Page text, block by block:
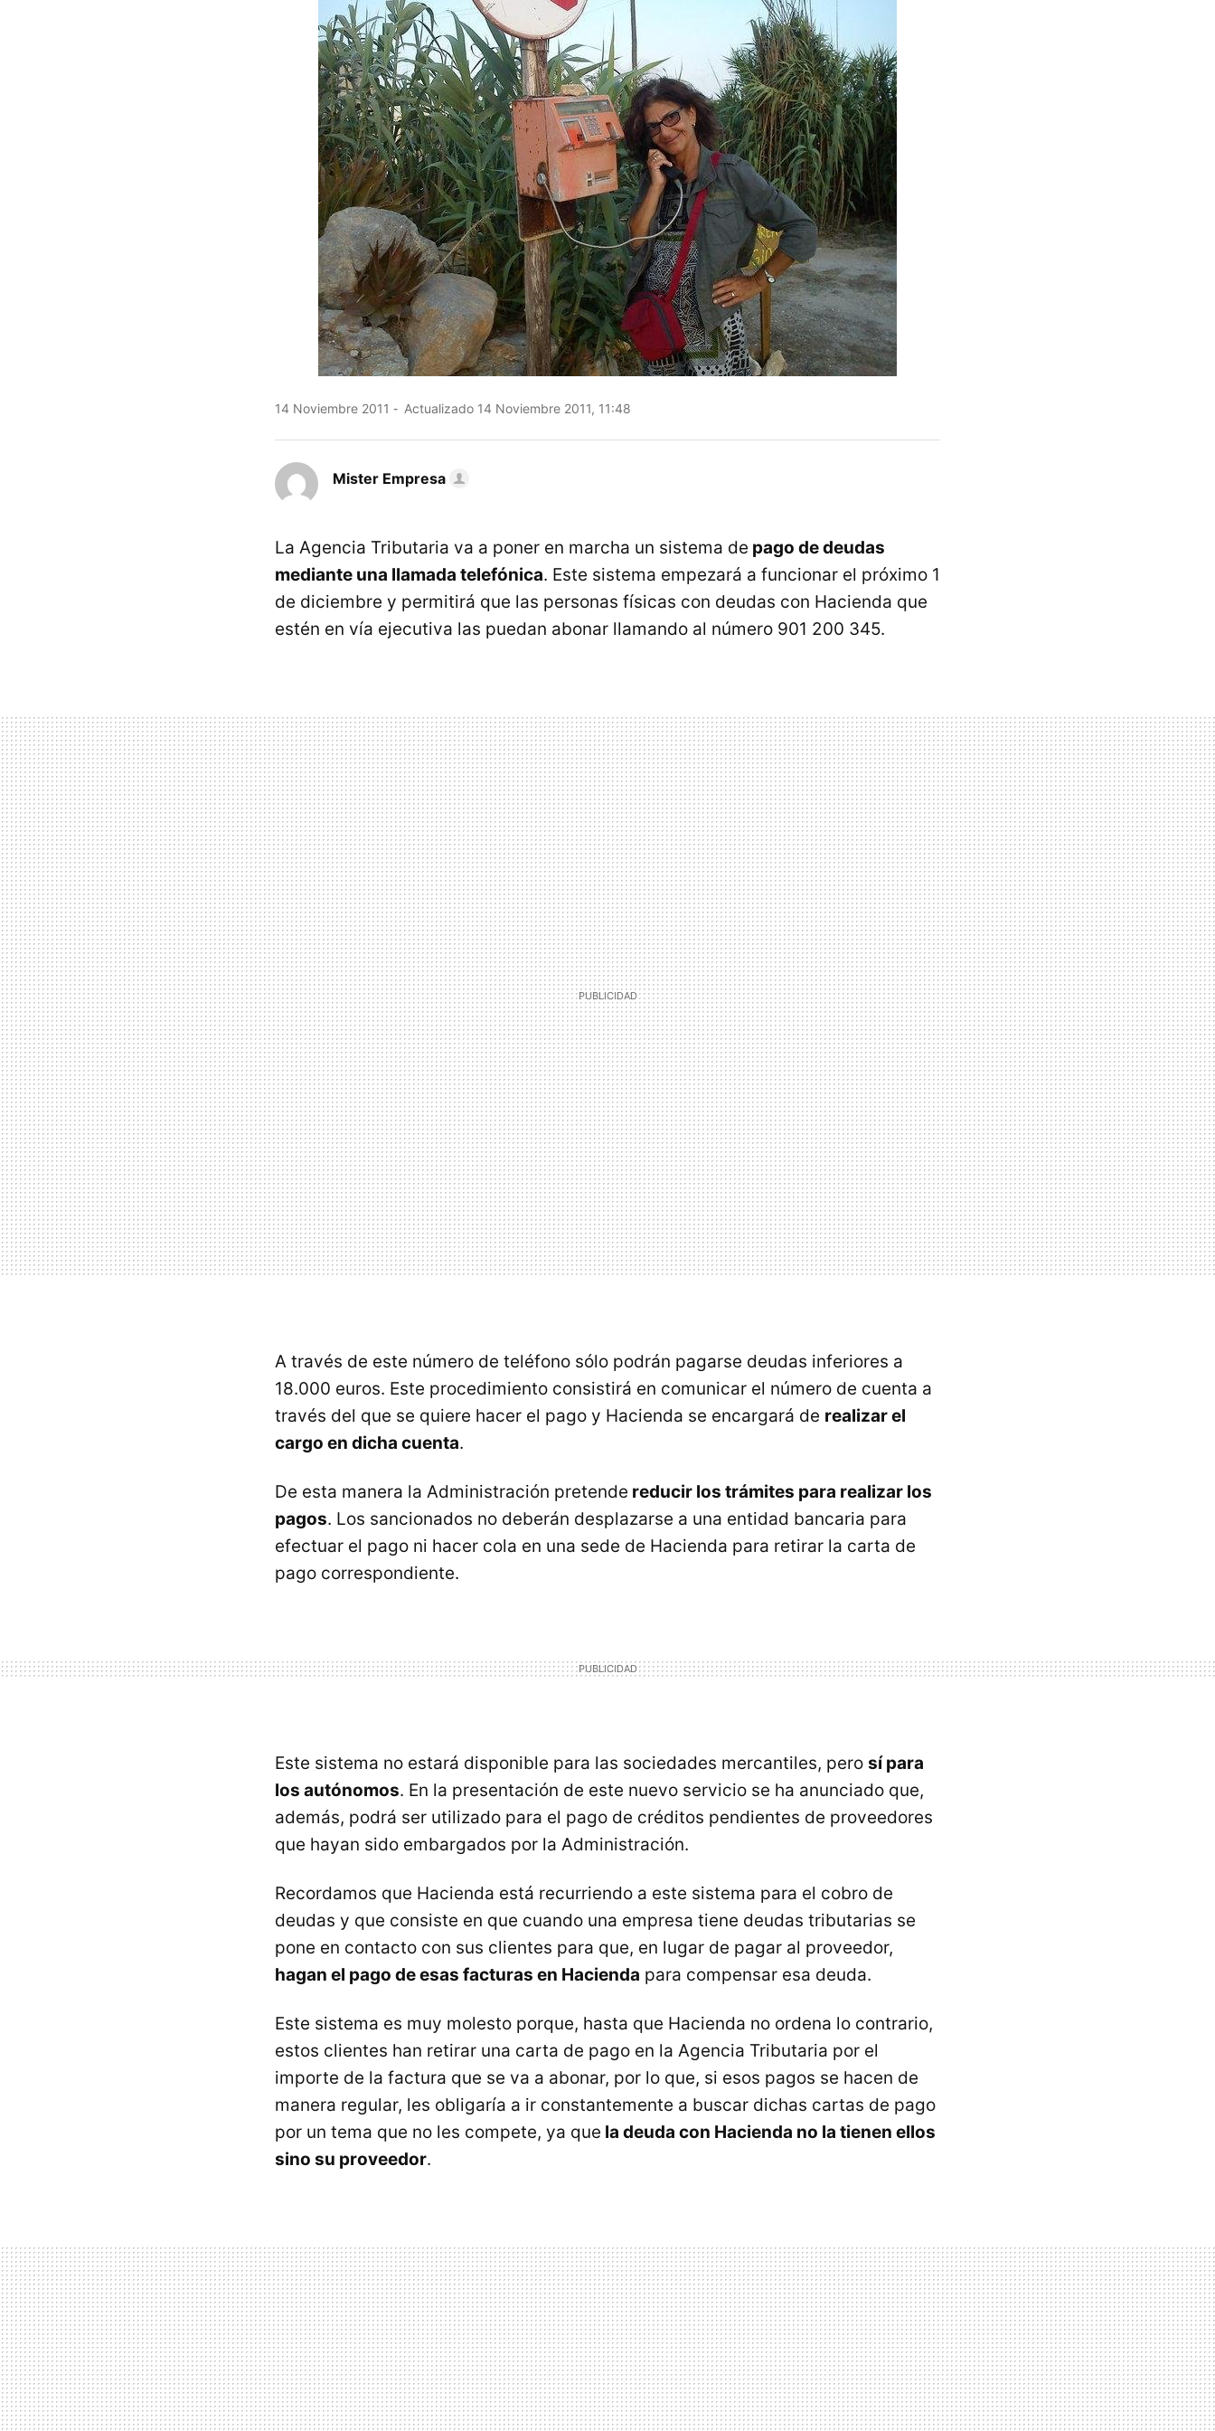
14 Noviembre 2011 Actualizado 14 Noviembre 2011, 11:48
Mister Empresa
La Agencia Tributaria va a poner en marcha un sistema de pago de deudas
mediante una llamada telefónica. Este sistema empezará a funcionar el próximo 1
de diciembre y permitirá que las personas físicas con deudas con Hacienda que
estén en vía ejecutiva las puedan abonar llamando al número 901 200 345.
A través de este número de teléfono sólo podrán pagarse deudas inferiores a
18.000 euros. Este procedimiento consistirá en comunicar el número de cuenta a
través del que se quiere hacer el pago y Hacienda se encargará de realizar el
cargo en dicha cuenta.
De esta manera la Administración pretende reducir los trámites para realizar los
pagos. Los sancionados no deberán desplazarse a una entidad bancaria para
efectuar el pago ni hacer cola en una sede de Hacienda para retirar la carta de
pago correspondiente.
Este sistema no estará disponible para las sociedades mercantiles, pero sí para
los autónomos. En la presentación de este nuevo servicio se ha anunciado que,
además, podrá ser utilizado para el pago de créditos pendientes de proveedores
que hayan sido embargados por la Administración.
Recordamos que Hacienda está recurriendo a este sistema para el cobro de
deudas y que consiste en que cuando una empresa tiene deudas tributarias se
pone en contacto con sus clientes para que, en lugar de pagar al proveedor,
hagan el pago de esas facturas en Hacienda para compensar esa deuda.
Este sistema es muy molesto porque, hasta que Hacienda no ordena lo contrario,
estos clientes han retirar una carta de pago en la Agencia Tributaria por el
importe de la factura que se va a abonar, por lo que, si esos pagos se hacen de
manera regular, les obligaría a ir constantemente a buscar dichas cartas de pago
por un tema que no les compete, ya que la deuda con Hacienda no la tienen ellos
sino su proveedor.